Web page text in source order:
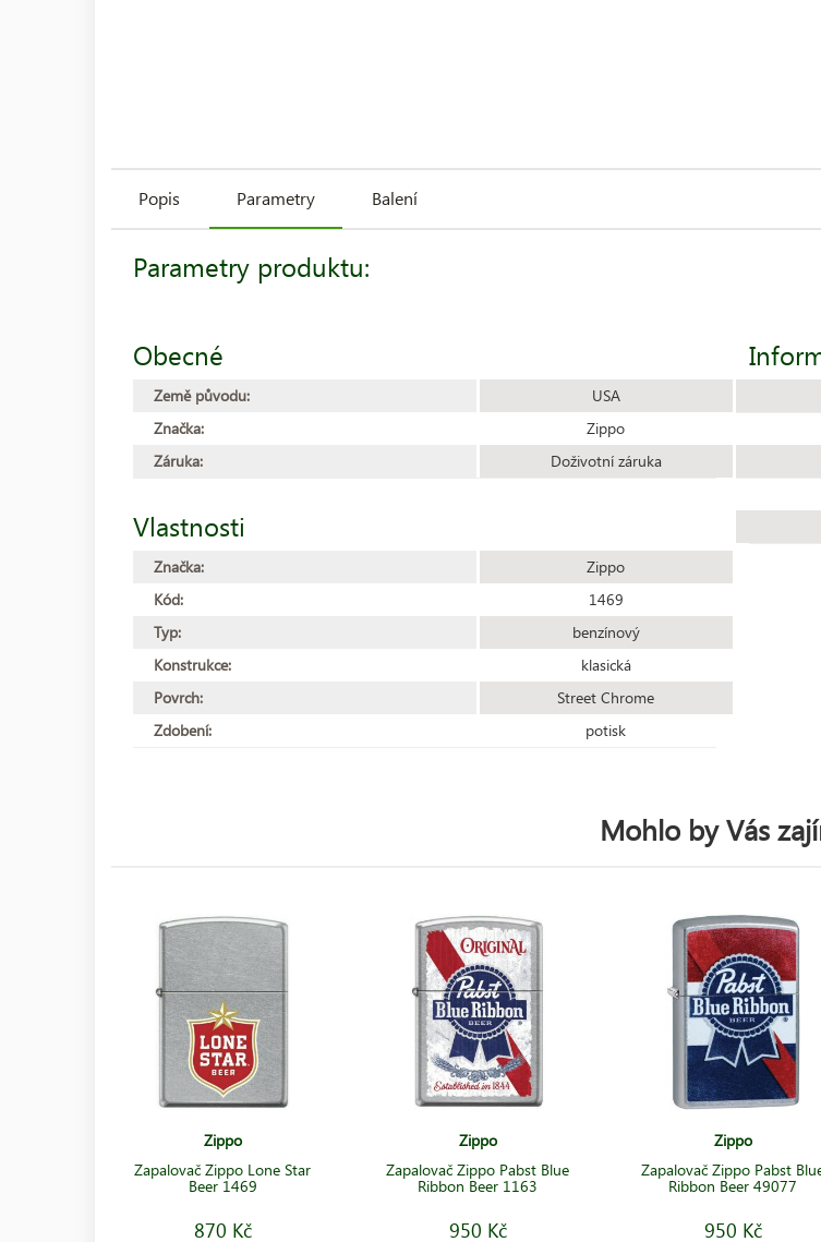
Popis Parametry Balení
Parametry produktu:
Obecné
Země původu:
USA
Značka:
Zippo
Záruka:
Doživotní záruka
Vlastnosti
Značka:
Zippo
Kód:
1469
Typ:
benzínový
Konstrukce:
klasická
Povrch:
Street Chrome
Zdobení:
potisk
Mohlo by Vás
Zippo
Zapalovač Zippo Lone Star
Beer 1469
870 Kč
Zippo
Zapalovač Zippo Pabst Blue
Ribbon Beer 1163
950 Kč
Zippo
Zapalovač Zippo Pabst
Ribbon Beer 49077
950 Kč